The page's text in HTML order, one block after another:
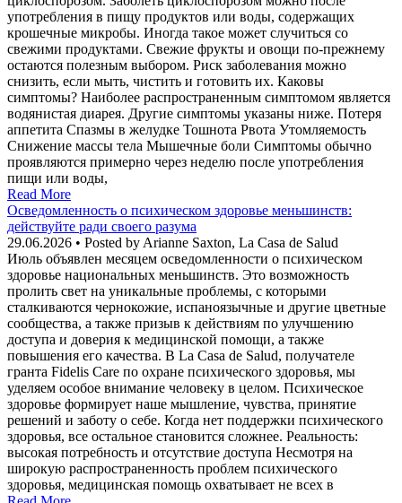
употребления в пищу продуктов или воды, содержащих
крошечные микробы. Иногда такое может случиться со
свежими продуктами. Свежие фрукты и овощи по-прежнему
остаются полезным выбором. Риск заболевания можно
снизить, если мыть, чистить и готовить их. Каковы
симптомы? Наиболее распространенным симптомом является
водянистая диарея. Другие симптомы указаны ниже. Потеря
аппетита Спазмы в желудке Тошнота Рвота Утомляемость
Снижение массы тела Мышечные боли Симптомы обычно
проявляются примерно через неделю после употребления
пищи или воды,
Read More
Осведомленность о психическом здоровье меньшинств:
действуйте ради своего разума
29.06.2026 • Posted by Arianne Saxton, La Casa de Salud
Июль объявлен месяцем осведомленности о психическом
здоровье национальных меньшинств. Это возможность
пролить свет на уникальные проблемы, с которыми
сталкиваются чернокожие, испаноязычные и другие цветные
сообщества, а также призыв к действиям по улучшению
доступа и доверия к медицинской помощи, а также
повышения его качества. В La Casa de Salud, получателе
гранта Fidelis Care по охране психического здоровья, мы
уделяем особое внимание человеку в целом. Психическое
здоровье формирует наше мышление, чувства, принятие
решений и заботу о себе. Когда нет поддержки психического
здоровья, все остальное становится сложнее. Реальность:
высокая потребность и отсутствие доступа Несмотря на
широкую распространенность проблем психического
здоровья, медицинская помощь охватывает не всех в